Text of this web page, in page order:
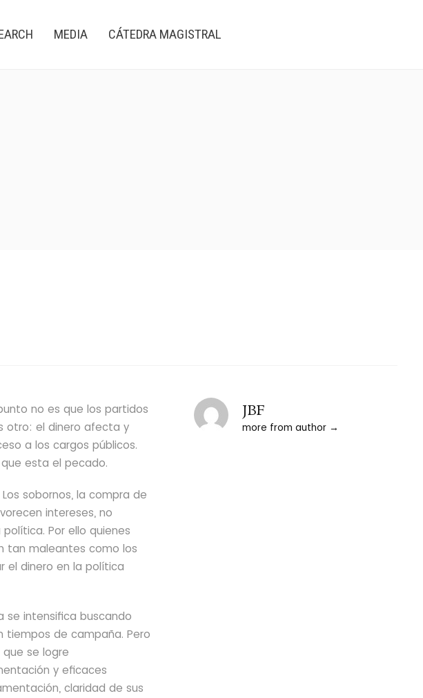
MEDIA CÁTEDRA MAGISTRAL
no es que los partidos
otro: el dinero afecta y
a los cargos públicos.
esta el pecado.
sobornos, la compra de
intereses, no
Por ello quienes
tan maleantes como los
el dinero en la política
intensifica buscando
tiempos de campaña. Pero
se logre
y eficaces
claridad de sus
JBF
more from author